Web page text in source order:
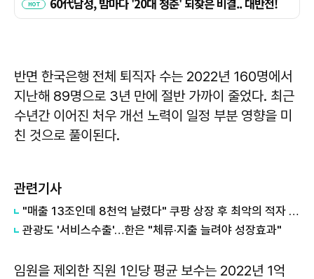
반면 한국은행 전체 퇴직자 수는 2022년 160명에서
지난해 89명으로 3년 만에 절반 가까이 줄었다. 최근
수년간 이어진 처우 개선 노력이 일정 부분 영향을 미
친 것으로 풀이된다.
관련기사
"매출 13조인데 8천억 날렸다" 쿠팡 상장 후 최악의 적자 쇼크… 13년 만에 '금' 쓸어 담는 한국은행
관광도 '서비스수출'…한은 "체류·지출 늘려야 성장효과"
임원을 제외한 직원 1인당 평균 보수는 2022년 1억